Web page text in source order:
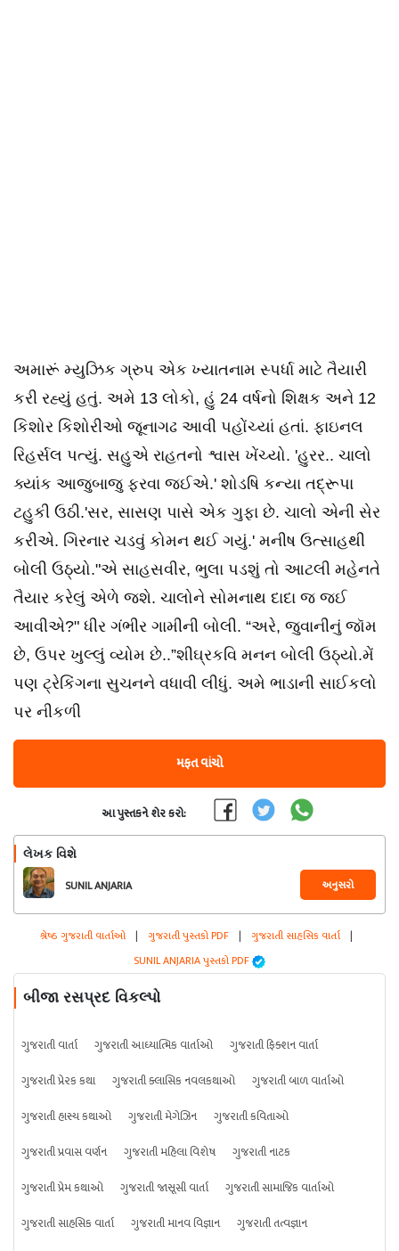
અમારૂં મ્યુઝિક ગ્રુપ એક ખ્યાતનામ સ્પર્ધા માટે તૈયારી
કરી રહ્યું હતું. અમે 13 લોકો, હું 24 વર્ષનો શિક્ષક અને 12
કિશોર કિશોરીઓ જૂનાગઢ આવી પહોંચ્યાં હતાં. ફાઇનલ
રિહર્સલ પત્યું. સહુએ રાહતનો શ્વાસ ખેંચ્યો. 'હુરર.. ચાલો
ક્યાંક આજુબાજુ ફરવા જઈએ.' શોડષિ કન્યા તદ્રૂપા
ટહુકી ઉઠી.'સર, સાસણ પાસે એક ગુફા છે. ચાલો એની સેર
કરીએ. ગિરનાર ચડવું કોમન થઈ ગયું.' મનીષ ઉત્સાહથી
બોલી ઉઠ્યો."એ સાહસવીર, ભુલા પડશું તો આટલી મહેનતે
તૈયાર કરેલું એળે જશે. ચાલોને સોમનાથ દાદા જ જઈ
આવીએ?" ધીર ગંભીર ગામીની બોલી. “અરે, જુવાનીનું જૉમ
છે, ઉપર ખુલ્લું વ્યોમ છે..”શીઘ્રકવિ મનન બોલી ઉઠ્યો.મેં
પણ ટ્રેકિંગના સુચનને વધાવી લીધું. અમે ભાડાની સાઈકલો
પર નીકળી
મફત વાંચો
આ પુસ્તકને શેર કરો:
લેખક વિશે
SUNIL ANJARIA અનુસરો
શ્રેષ્ઠ ગુજરાતી વાર્તાઓ | ગુજરાતી પુસ્તકો PDF | ગુજરાતી સાહસિક વાર્તા |
SUNIL ANJARIA પુસ્તકો PDF
બીજા રસપ્રદ વિકલ્પો
ગુજરાતી વાર્તા ગુજરાતી આધ્યાત્મિક વાર્તાઓ
ગુજરાતી ફિક્શન વાર્તા
ગુજરાતી પ્રેરક કથા
ગુજરાતી ક્લાસિક નવલકથાઓ
ગુજરાતી બાળ વાર્તાઓ
ગુજરાતી હાસ્ય કથાઓ
ગુજરાતી મેગેઝિન
ગુજરાતી કવિતાઓ
ગુજરાતી પ્રવાસ વર્ણન
ગુજરાતી મહિલા વિશેષ
ગુજરાતી નાટક
ગુજરાતી પ્રેમ કથાઓ
ગુજરાતી જાસૂસી વાર્તા
ગુજરાતી સામાજિક વાર્તાઓ
ગુજરાતી સાહસિક વાર્તા
ગુજરાતી માનવ વિજ્ઞાન
ગુજરાતી તત્વજ્ઞાન